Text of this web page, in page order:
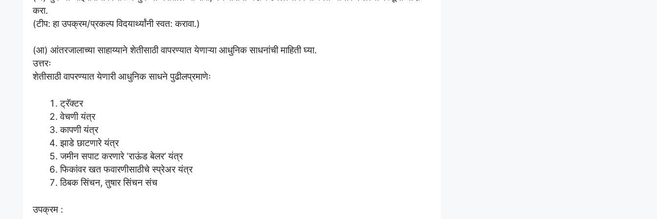
करा.
(टीप: हा उपक्रम/प्रकल्प विदयार्थ्यांनी स्वत: करावा.)
(आ) आंतरजालाच्या साहाय्याने शेतीसाठी वापरण्यात येणाऱ्या आधुनिक साधनांची माहिती घ्या.
उत्तरः
शेतीसाठी वापरण्यात येणारी आधुनिक साधने पुढीलप्रमाणेः
ट्रॅक्टर
वेचणी यंत्र
कापणी यंत्र
झाडे छाटणारे यंत्र
जमीन सपाट करणारे ‘राऊंड बेलर’ यंत्र
फिकांवर खत फवारणीसाठीचे स्प्रेअर यंत्र
ठिबक सिंचन, तुषार सिंचन संच
उपक्रम :